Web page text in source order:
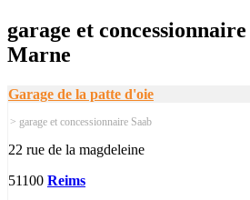
garage et
Marne
Garage de la patte d'oie
> garage et concessionnaire Saab
22 rue de la magdeleine
51100 Reims